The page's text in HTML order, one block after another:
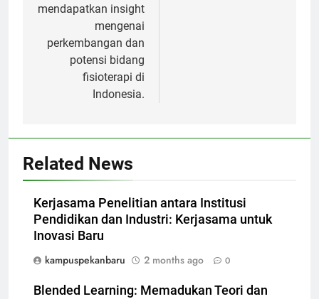
mendapatkan insight
mengenai
perkembangan dan
potensi bidang
fisioterapi di
Indonesia.
Related News
Kerjasama Penelitian antara Institusi
Pendidikan dan Industri: Kerjasama untuk
Inovasi Baru
kampuspekanbaru
2 months ago 0
Blended Learning: Memadukan Teori dan